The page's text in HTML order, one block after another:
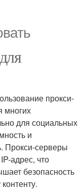
прокси-
многих
для социальных
и
Прокси-серверы
адрес, что
безопасность